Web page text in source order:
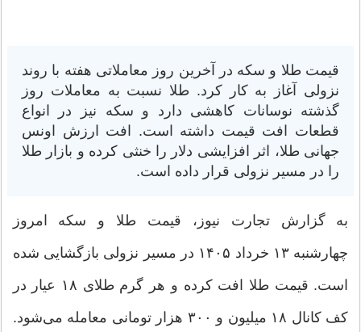
قیمت طلا و سکه در آخرین روز معاملاتی هفته با روند
نزولی آغاز به کار کرد. طلا نسبت به معاملات روز
گذشته نوسانات کاهشی دارد و سکه نیز در انواع
قطعات افت قیمت داشته است. افت ارزش اونس
جهانی طلا، اثر افزایشی دلار را خنثی کرده و بازار طلا
را در مسیر نزولی قرار داده است.
به گزارش تجارت نیوز، قیمت طلا و سکه امروز
چهارشنبه ۱۳ خرداد ۱۴۰۵ در مسیر نزولی بازگشایی شده
است. قیمت طلا افت کرده و هر گرم طلای ۱۸ عیار در
کف کانال ۱۸ میلیون و ۳۰۰ هزار تومانی معامله می‌شود.